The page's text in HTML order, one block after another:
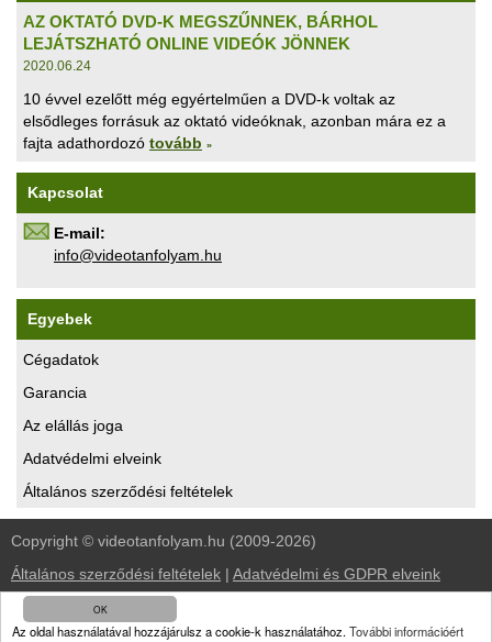
OK
Az oldal használatával hozzájárulsz a cookie-k használatához. További információért
AZ OKTATÓ DVD-K MEGSZŰNNEK, BÁRHOL
LEJÁTSZHATÓ ONLINE VIDEÓK JÖNNEK
2020.06.24
10 évvel ezelőtt még egyértelműen a DVD-k voltak az
elsődleges forrásuk az oktató videóknak, azonban mára ez a
fajta adathordozó tovább »
Kapcsolat
E-mail:
uh.maylofnatoediv@ofni
Egyebek
Cégadatok
Garancia
Az elállás joga
Adatvédelmi elveink
Általános szerződési feltételek
Copyright © videotanfolyam.hu (2009-2026)
Általános szerződési feltételek | Adatvédelmi és GDPR elveink
kezdőlap oktató videók ingyen videók